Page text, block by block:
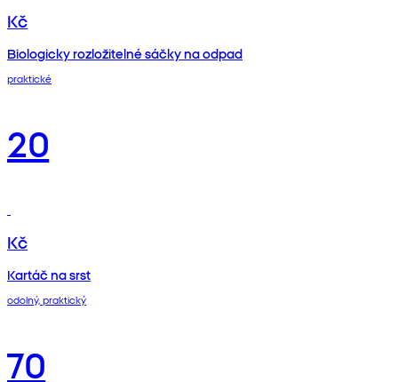
Kč
Biologicky rozložitelné sáčky na odpad
praktické
20
Kč
Kartáč na srst
odolný, praktický
70